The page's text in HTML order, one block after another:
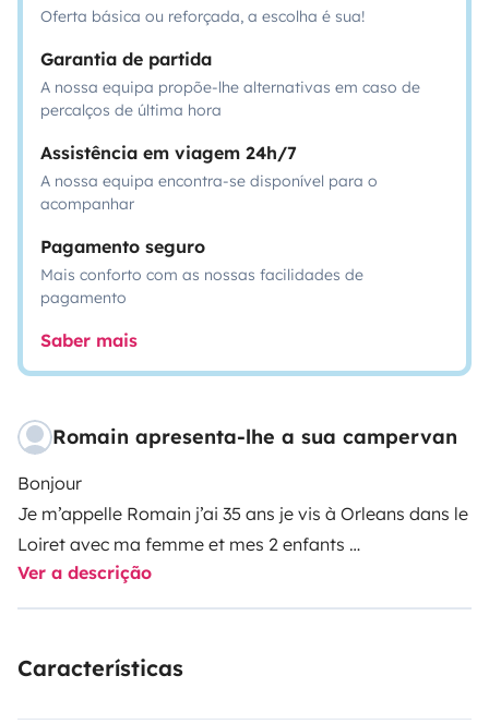
Oferta básica ou reforçada, a escolha é sua!
Garantia de partida
A nossa equipa propõe-lhe alternativas em caso de
percalços de última hora
Assistência em viagem 24h/7
A nossa equipa encontra-se disponível para o
acompanhar
Pagamento seguro
Mais conforto com as nossas facilidades de
pagamento
Saber mais
Romain apresenta-lhe a sua campervan
Bonjour
Je m’appelle Romain j’ai 35 ans je vis à Orleans dans le
Loiret avec ma femme et mes 2 enfants
Nous somme heureux propriétaire d’un van depuis l’été
style différent de ceux que nous connaissions
Ver a descrição
Características